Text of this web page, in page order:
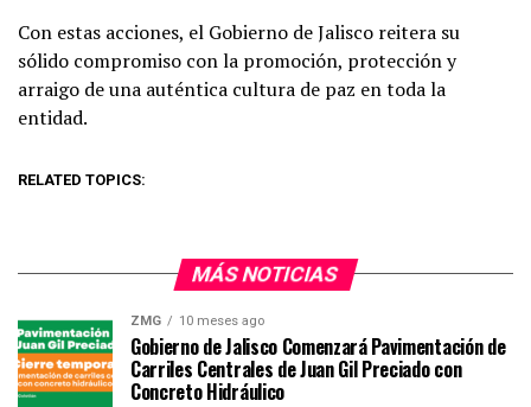
Con estas acciones, el Gobierno de Jalisco reitera su
sólido compromiso con la promoción, protección y
arraigo de una auténtica cultura de paz en toda la
entidad.
RELATED TOPICS:
MÁS NOTICIAS
ZMG 10 meses ago
Gobierno de Jalisco Comenzará Pavimentación de
Carriles Centrales de Juan Gil Preciado con
Concreto Hidráulico